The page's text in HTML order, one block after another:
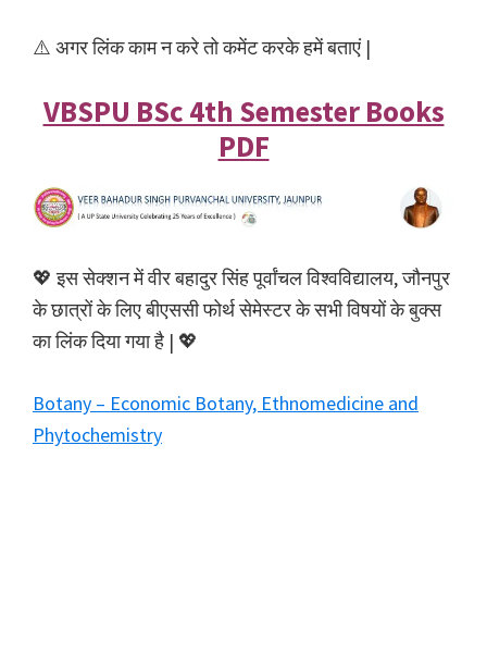
⚠️ अगर लिंक काम न करे तो कमेंट करके हमें बताएं |
VBSPU BSc 4th Semester Books
PDF
💖 इस सेक्शन में वीर बहादुर सिंह पूर्वांचल विश्वविद्यालय, जौनपुर
के छात्रों के लिए बीएससी फोर्थ सेमेस्टर के सभी विषयों के बुक्स
का लिंक दिया गया है | 💖
Botany – Economic Botany, Ethnomedicine and
Phytochemistry